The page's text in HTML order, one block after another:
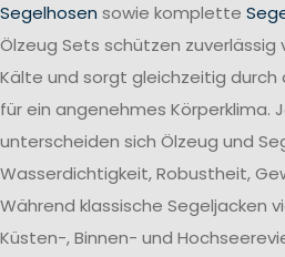
Segelhosen sowie komplette
Ölzeug Sets schützen zuverlässig
Kälte und sorgt gleichzeitig
für ein angenehmes Körperklima.
unterscheiden sich Ölzeug und
Wasserdichtigkeit, Robustheit,
Während klassische Segeljacken
Küsten-, Binnen- und